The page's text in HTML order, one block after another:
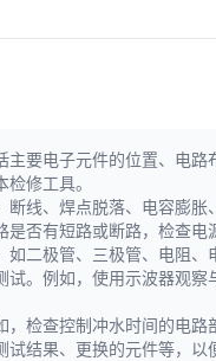
要电子元件的位置、电
修工具。
线、焊点脱落、电容膨
否有短路或断路，检查
二极管、三极管、电阻
试。例如，使用示波器观
检查控制冲水时间的电
结果、更换的元件等，以